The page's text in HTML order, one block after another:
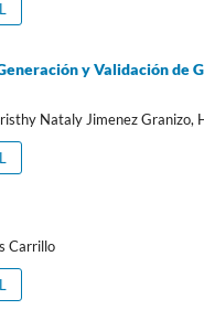
y Validación de
Nataly Jimenez Granizo,
Carrillo